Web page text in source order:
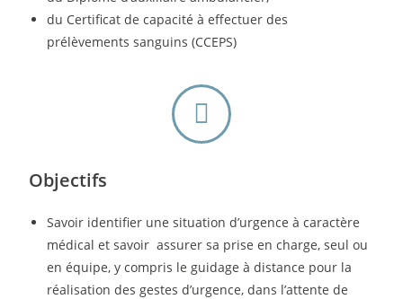
du Certificat de capacité à effectuer des
prélèvements sanguins (CCEPS)
Objectifs
Savoir identifier une situation d’urgence à caractère
médical et savoir assurer sa prise en charge, seul ou
en équipe, y compris le guidage à distance pour la
réalisation des gestes d’urgence, dans l’attente de